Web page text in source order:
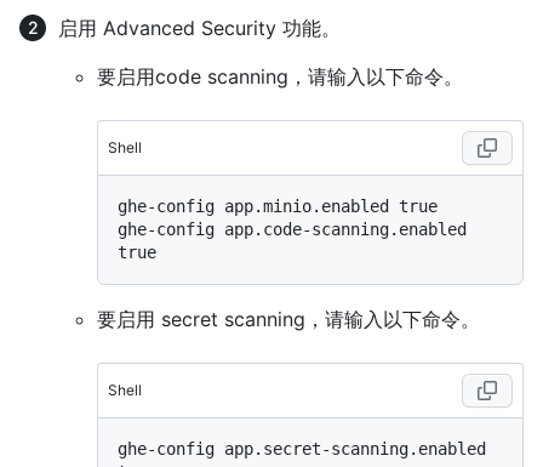
启用 Advanced Security 功能。
要启用code scanning，请输入以下命令。
Shell
ghe-config app.minio.enabled true
ghe-config app.code-scanning.enabled
要启用 secret scanning，请输入以下命令。
Shell
ghe-config app.secret-scanning.enabled